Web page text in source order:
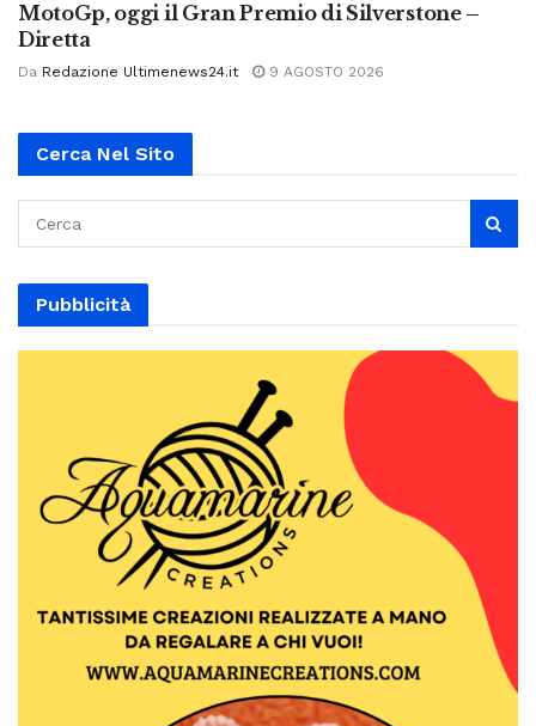
MotoGp, oggi il Gran Premio di Silverstone –
Diretta
Da Redazione Ultimenews24.it 9 AGOSTO 2026
Cerca Nel Sito
Pubblicità